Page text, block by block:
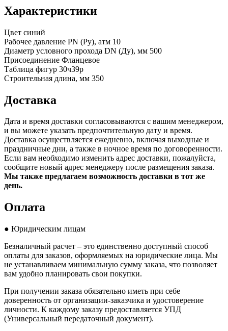
Характеристики
Цвет синий
Рабочее давление PN (Ру), атм 10
Диаметр условного прохода DN (Ду), мм 500
Присоединение Фланцевое
Таблица фигур 30ч39р
Строительная длина, мм 350
Доставка
Дата и время доставки согласовываются с вашим менеджером,
и вы можете указать предпочтительную дату и время.
Доставка осуществляется ежедневно, включая выходные и
праздничные дни, а также в ночное время по договоренности.
Если вам необходимо изменить адрес доставки, пожалуйста,
сообщите новый адрес менеджеру после размещения заказа.
Мы также предлагаем возможность доставки в тот же
день.
Оплата
● Юридическим лицам
Безналичный расчет – это единственно доступный способ
оплаты для заказов, оформляемых на юридические лица. Мы
не устанавливаем минимальную сумму заказа, что позволяет
вам удобно планировать свои покупки.
При получении заказа обязательно иметь при себе
доверенность от организации-заказчика и удостоверение
личности. К каждому заказу предоставляется УПД
(Универсальный передаточный документ).